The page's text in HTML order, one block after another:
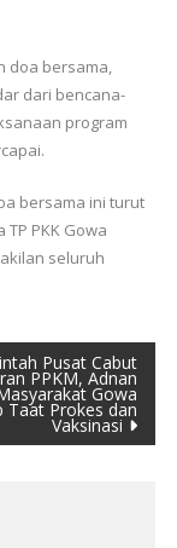
doa bersama,
dari bencana-
program
bersama ini turut
PKK Gowa
seluruh
Pusat Cabut
PPKM, Adnan
Gowa
Taat Prokes dan
Vaksinasi